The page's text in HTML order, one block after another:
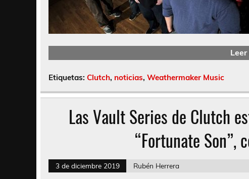
Etiquetas: Clutch, noticias, Weathermaker Music
Las Vault Series de Clutch
“Fortunate Son”,
3 de diciembre 2019 Rubén Herrera